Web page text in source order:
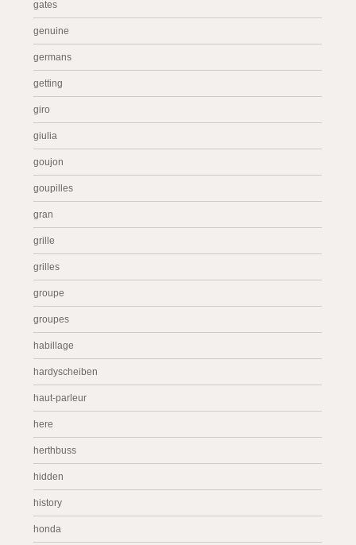
gates
genuine
germans
getting
giro
giulia
goujon
goupilles
gran
grille
grilles
groupe
groupes
habillage
hardyscheiben
haut-parleur
here
herthbuss
hidden
history
honda